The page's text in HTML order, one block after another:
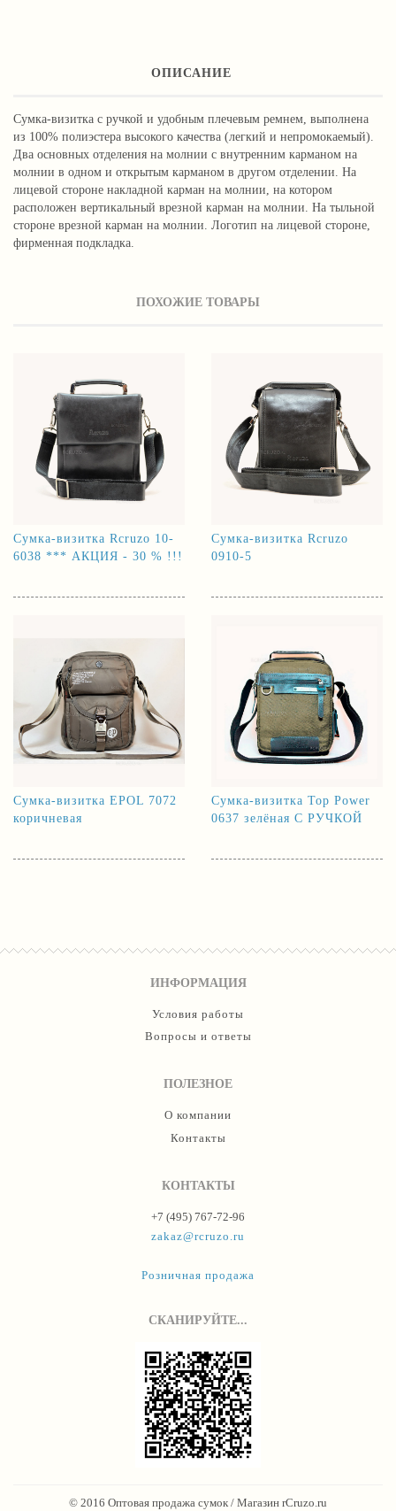
ОПИСАНИЕ
Сумка-визитка с ручкой и удобным плечевым ремнем, выполнена
из 100% полиэстера высокого качества (легкий и непромокаемый).
Два основных отделения на молнии с внутренним карманом на
молнии в одном и открытым карманом в другом отделении. На
лицевой стороне накладной карман на молнии, на котором
расположен вертикальный врезной карман на молнии. На тыльной
стороне врезной карман на молнии. Логотип на лицевой стороне,
фирменная подкладка.
ПОХОЖИЕ ТОВАРЫ
Сумка-визитка Rcruzo 10-
6038 *** АКЦИЯ - 30 % !!!
Сумка-визитка Rcruzo
0910-5
Сумка-визитка EPOL 7072
коричневая
Сумка-визитка Top Power
0637 зелёная С РУЧКОЙ
ИНФОРМАЦИЯ
Условия работы
Вопросы и ответы
ПОЛЕЗНОЕ
О компании
Контакты
КОНТАКТЫ
+7 (495) 767-72-96
zakaz@rcruzo.ru
Розничная продажа
СКАНИРУЙТЕ...
© 2016 Оптовая продажа сумок / Магазин rCruzo.ru